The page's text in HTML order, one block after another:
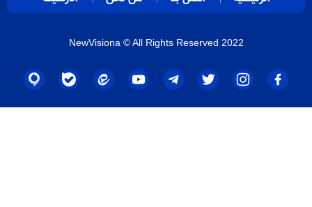
NewVisiona © All Rights Reserved 2022